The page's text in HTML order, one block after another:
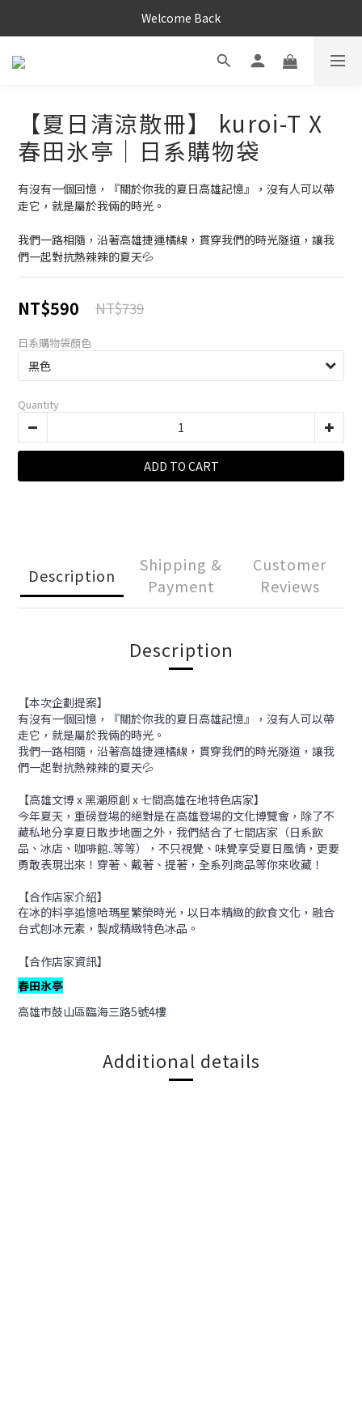
Welcome Back
【夏日清涼散冊】 kuroi-T X
春田氷亭｜日系購物袋
有沒有一個回憶，『關於你我的夏日高雄記憶』，沒有人可以帶
走它，就是屬於我倆的時光。
我們一路相隨，沿著高雄捷運橘線，貫穿我們的時光隧道，讓我
們一起對抗熱辣辣的夏天💦
NT$590 NT$739
日系購物袋顏色
Quantity
ADD TO CART
Description
Shipping &
Payment
Customer
Reviews
Description
【本次企劃提案】
有沒有一個回憶，『關於你我的夏日高雄記憶』，沒有人可以帶
走它，就是屬於我倆的時光。
我們一路相隨，沿著高雄捷運橘線，貫穿我們的時光隧道，讓我
們一起對抗熱辣辣的夏天💦
【高雄文博 x 黑潮原創 x 七間高雄在地特色店家】
今年夏天，重磅登場的絕對是在高雄登場的文化博覽會，除了不
藏私地分享夏日散步地圖之外，我們結合了七間店家（日系飲
品、冰店、咖啡館..等等），不只視覺、味覺享受夏日風情，更要
勇敢表現出來！穿著、戴著、提著，全系列商品等你來收藏！
【合作店家介紹】
在冰的料亭追憶哈瑪星繁榮時光，以日本精緻的飲食文化， 融合
台式刨冰元素，製成精緻特色冰品。
【合作店家資訊】
春田氷亭
高雄市鼓山區臨海三路5號4樓
Additional details